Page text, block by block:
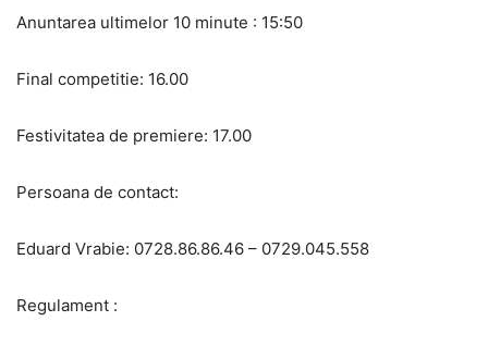
Anuntarea ultimelor 10 minute : 15:50
Final competitie: 16.00
Festivitatea de premiere: 17.00
Persoana de contact:
Eduard Vrabie: 0728.86.86.46 – 0729.045.558
Regulament :